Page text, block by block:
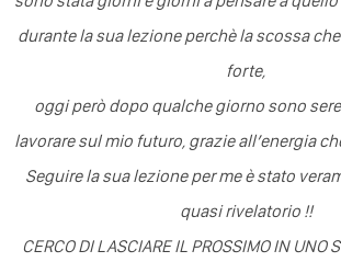
durante la sua lezione perchè la scossa
forte,
oggi però dopo qualche giorno sono
lavorare sul mio futuro, grazie all’energia
Seguire la sua lezione per me è stato
quasi rivelatorio !!
CERCO DI LASCIARE IL PROSSIMO IN UNO